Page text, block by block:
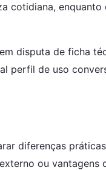
cotidiana,
disputa de ficha
perfil de uso
diferenças
ou vantagens